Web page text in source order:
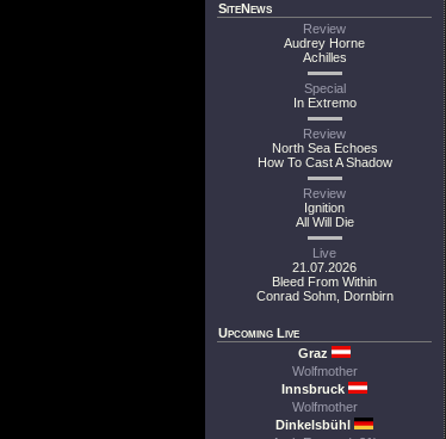
SiteNews
Review
Audrey Horne
Achilles
Special
In Extremo
Review
North Sea Echoes
How To Cast A Shadow
Review
Ignition
All Will Die
Live
21.07.2026
Bleed From Within
Conrad Sohm, Dornbirn
Upcoming Live
Graz
Wolfmother
Innsbruck
Wolfmother
Dinkelsbühl